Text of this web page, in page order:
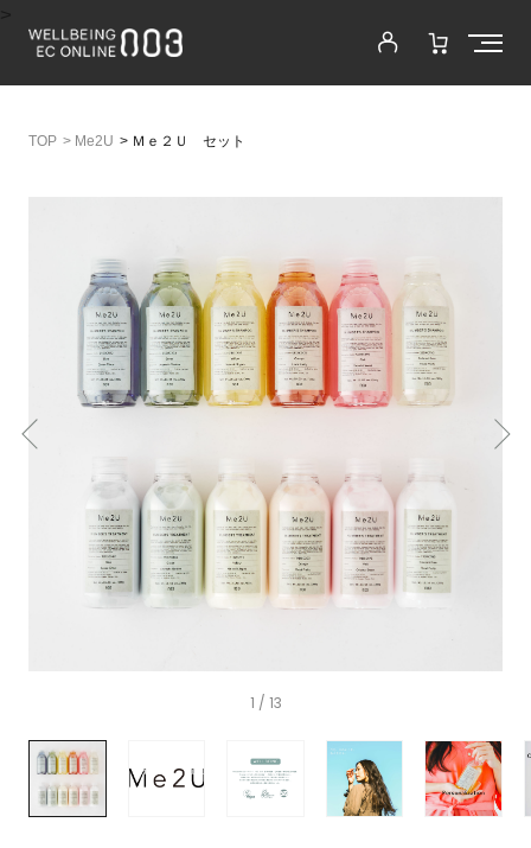
> Me2U > Ｍｅ２Ｕ セット
1 / 13